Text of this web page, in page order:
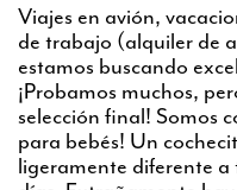
Viajes en avión,
de trabajo (alquiler de
estamos buscando
¡Probamos muchos,
selección final! Somos
para bebés! Un
ligeramente diferente